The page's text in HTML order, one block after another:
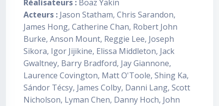
Réalisateurs : Boaz Yakin
Acteurs : Jason Statham, Chris Sarandon,
James Hong, Catherine Chan, Robert John
Burke, Anson Mount, Reggie Lee, Joseph
Sikora, Igor Jijikine, Elissa Middleton, Jack
Gwaltney, Barry Bradford, Jay Giannone,
Laurence Covington, Matt O'Toole, Shing Ka,
Sándor Técsy, James Colby, Danni Lang, Scott
Nicholson, Lyman Chen, Danny Hoch, John